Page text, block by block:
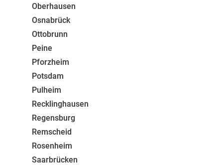
Oberhausen
Osnabrück
Ottobrunn
Peine
Pforzheim
Potsdam
Pulheim
Recklinghausen
Regensburg
Remscheid
Rosenheim
Saarbrücken